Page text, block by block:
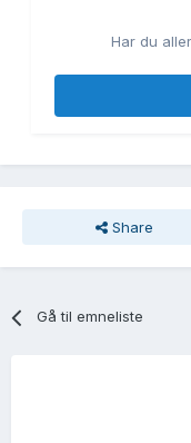
Har du
Share
Gå til emneliste